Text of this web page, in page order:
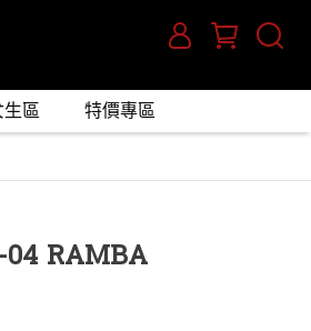
區 特價專區
04 RAMBA